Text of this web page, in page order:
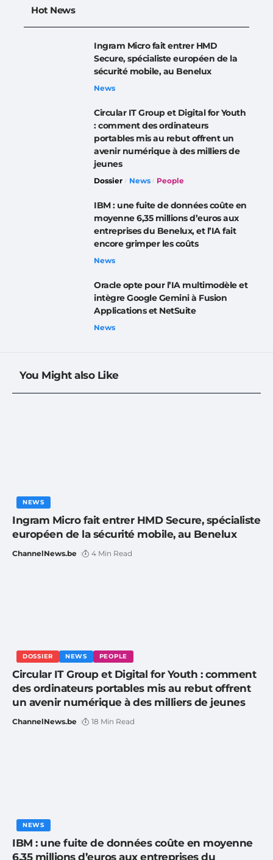
Hot News
Ingram Micro fait entrer HMD
Secure, spécialiste européen de la
sécurité mobile, au Benelux
News
Circular IT Group et Digital for Youth
: comment des ordinateurs
portables mis au rebut offrent un
avenir numérique à des milliers de
jeunes
Dossier News People
IBM : une fuite de données coûte en
moyenne 6,35 millions d’euros aux
entreprises du Benelux, et l’IA fait
encore grimper les coûts
News
Oracle opte pour l’IA multimodèle et
intègre Google Gemini à Fusion
Applications et NetSuite
News
You Might also Like
NEWS
Ingram Micro fait entrer HMD Secure, spécialiste
européen de la sécurité mobile, au Benelux
ChannelNews.be 4 Min Read
DOSSIER NEWS PEOPLE
Circular IT Group et Digital for Youth : comment
des ordinateurs portables mis au rebut offrent
un avenir numérique à des milliers de jeunes
ChannelNews.be 18 Min Read
NEWS
IBM : une fuite de données coûte en moyenne
6,35 millions d’euros aux entreprises du